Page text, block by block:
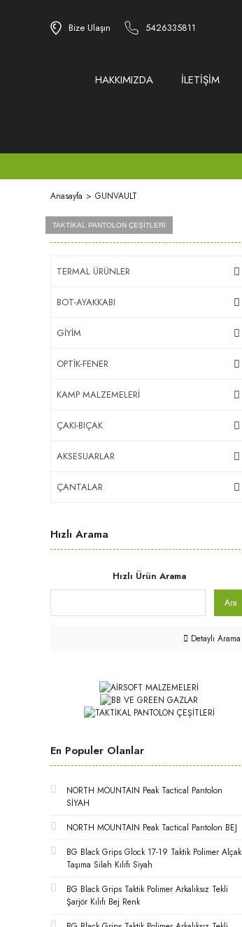
Bize Ulaşın 5426335811
HAKKIMIZDA İLETİŞİM
Anasayfa GUNVAULT
Ürün Grupları
TERMAL ÜRÜNLER
BOT-AYAKKABI
GİYİM
OPTİK-FENER
KAMP MALZEMELERİ
ÇAKI-BIÇAK
AKSESUARLAR
ÇANTALAR
Hızlı Arama
Hızlı Ürün Arama
Ara
Detaylı Arama
AİRSOFT MALZEMELERİ
BB VE GREEN GAZLAR
TAKTİKAL PANTOLON ÇEŞİTLERİ
En Populer Olanlar
NORTH MOUNTAIN Peak Tactical Pantolon
SİYAH
NORTH MOUNTAIN Peak Tactical Pantolon BEJ
BG Black Grips Glock 17-19 Taktik Polimer Alçak
Taşıma Silah Kılıfı Siyah
BG Black Grips Taktik Polimer Arkalıksız Tekli
Şarjör Kılıfı Bej Renk